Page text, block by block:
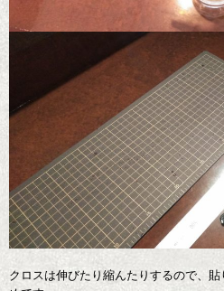
クロスは伸びたり縮んたりするので、